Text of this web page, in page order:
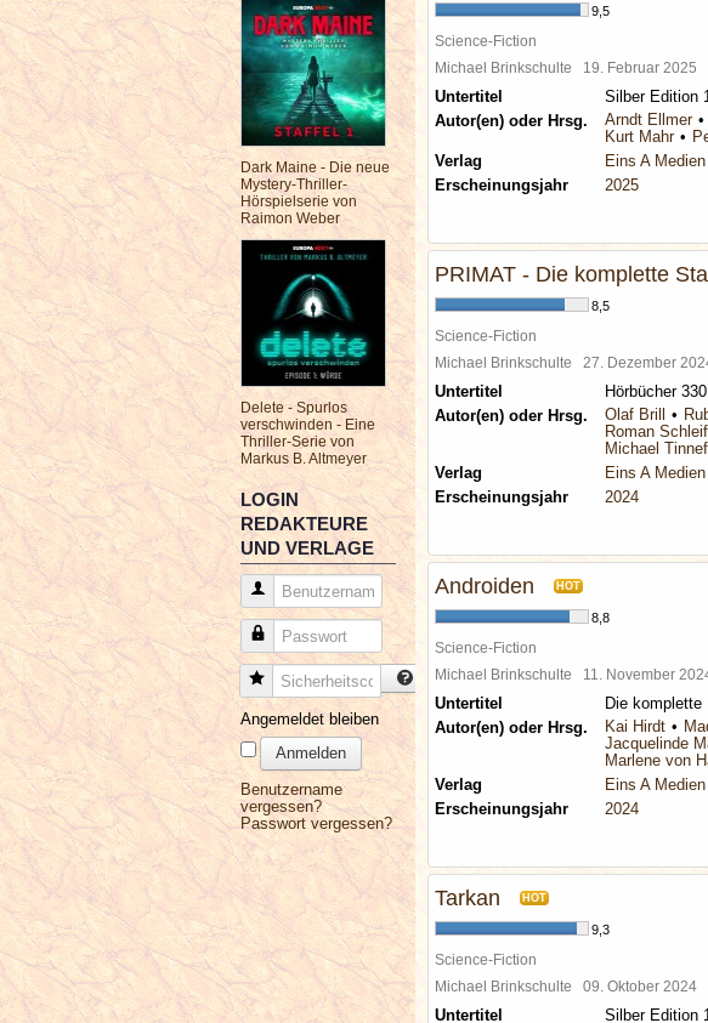
Dark Maine - Die neue
Mystery-Thriller-
Hörspielserie von
Raimon Weber
Delete - Spurlos
verschwinden - Eine
Thriller-Serie von
Markus B. Altmeyer
LOGIN
REDAKTEURE
UND VERLAGE
Benutzername
Passwort
Sicherheitscode
Angemeldet bleiben
Anmelden
Benutzername
vergessen?
Passwort vergessen?
9,5
Science-Fiction
Michael Brinkschulte 19. Februar 2025
Untertitel
Silber Edition
Autor(en) oder Hrsg.
Arndt Ellmer
Kurt Mahr
Verlag
Eins A Medien
Erscheinungsjahr
2025
PRIMAT - Die komplette
8,5
Science-Fiction
Michael Brinkschulte 27. Dezember
Untertitel
Hörbücher
Autor(en) oder Hrsg.
Olaf Brill
Roman
Michael
Verlag
Eins A Medien
Erscheinungsjahr
2024
Androiden HOT
8,8
Science-Fiction
Michael Brinkschulte 11. November
Untertitel
Die
Autor(en) oder Hrsg.
Kai Hirdt
Jacquelinde
Marlene von
Verlag
Eins A Medien
Erscheinungsjahr
2024
Tarkan HOT
9,3
Science-Fiction
Michael Brinkschulte 09. Oktober 2024
Untertitel
Silber Edition